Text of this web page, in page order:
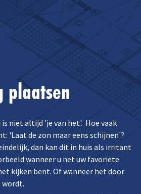
plaatsen
niet altijd 'je van het'. Hoe vaak
'Laat de zon maar eens schijnen'?
dan kan dit in huis als irritant
wanneer u net uw favoriete
kijken bent. Of wanneer het door
wordt.